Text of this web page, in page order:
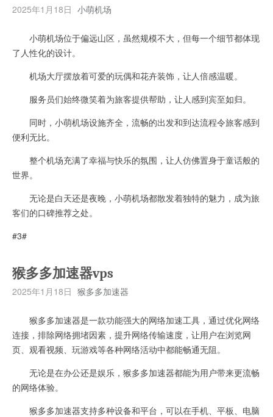
2025年1月18日 小萌机场
小萌机场位于偏远山区，虽然规模不大，但每一个细节都体现
了人性化的设计。
机场大厅摆放着可爱的玩偶和花卉装饰，让人倍感温暖。
服务员们始终微笑着为旅客提供帮助，让人感到宾至如归。
同时，小萌机场设施齐全，流畅的出发和到达流程令旅客感到
便利无比。
整个机场充满了幸福与快乐的氛围，让人仿佛置身于童话般的
世界。
无论是白天还是夜晚，小萌机场都散发着独特的魅力，成为旅
客们的口碑推荐之处。
#3#
猴多多加速器vps
2025年1月18日 猴多多加速器
猴多多加速器是一款功能强大的网络加速工具，通过优化网络
连接，排除网络拥堵因素，提升网络传输速度，让用户在浏览网
页、观看视频、玩游戏等各种网络活动中都能畅通无阻。
无论是在办公还是娱乐，猴多多加速器都能为用户带来更流畅
的网络体验。
猴多多加速器支持多种设备和平台，可以在手机、平板、电脑